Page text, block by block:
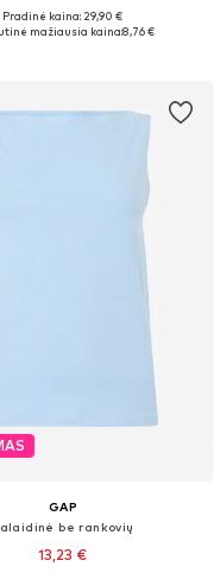
dydžiai: XS, S, M, L
Pradinė kaina: 29,90 €
mažiausia kaina:8,76 €
GAP
be rankovių
13,23 €